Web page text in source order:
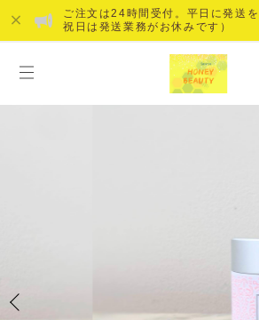
ご注文は24時間受付。平日に発送
祝日は発送業務がお休みです）